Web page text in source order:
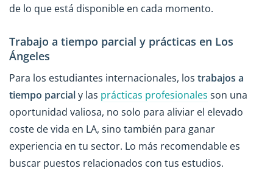
de lo que está disponible en cada momento.
Trabajo a tiempo parcial y prácticas en Los
Ángeles
Para los estudiantes internacionales, los trabajos a
tiempo parcialy las prácticas profesionales son una
oportunidad valiosa, no solo para aliviar el elevado
coste de vida en LA, sino también para ganar
experiencia en tu sector. Lo más recomendable es
buscar puestos relacionados con tus estudios.